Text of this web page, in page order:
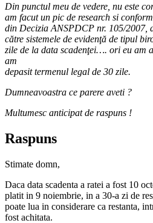
Din punctul meu de vedere, nu este
am facut un pic de research si
din Decizia ANSPDCP nr. 105/2007,
către sistemele de evidenţă de tipul
zile de la data scadenţei…. ori eu am
am
depasit termenul legal de 30 zile.
Dumneavoastra ce parere aveti ?
Multumesc anticipat de raspuns !
Raspuns
Stimate domn,
Daca data scadenta a ratei a fost 10
platit in 9 noiembrie, in a 30-a zi de
poate lua in considerare ca restanta,
fost achitata.